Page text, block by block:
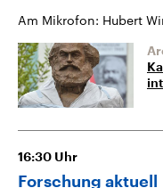
Am Mikrofon: Hubert
16:30 Uhr
Forschung aktuell